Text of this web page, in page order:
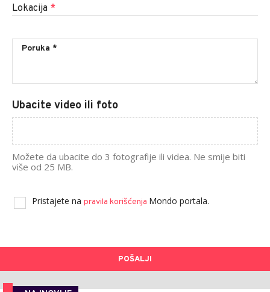
Lokacija *
Ubacite video ili foto
Možete da ubacite do 3 fotografije ili videa. Ne smije biti
više od 25 MB.
Pristajete na pravila korišćenja Mondo portala.
POŠALJI